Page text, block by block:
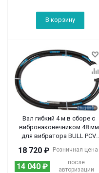
В корзину
Вал гибкий 4 м в сборе с
вибронаконечником 48 мм
для вибратора BULL PCV
Розничная цена
18 720 ₽
после
авторизации
14 040 ₽